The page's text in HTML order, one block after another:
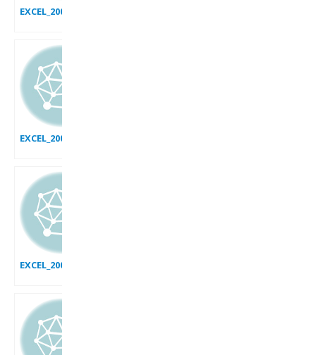
EXCEL_2007_LES_MEILLEURS_GRAPHIQUES_DE_PROGRESSION
EXCEL_2007_GRAPHIQUE_COMPARAISON_DYNAMIQUE
EXCEL_2007_GRAPHIQUE_ANNEAU